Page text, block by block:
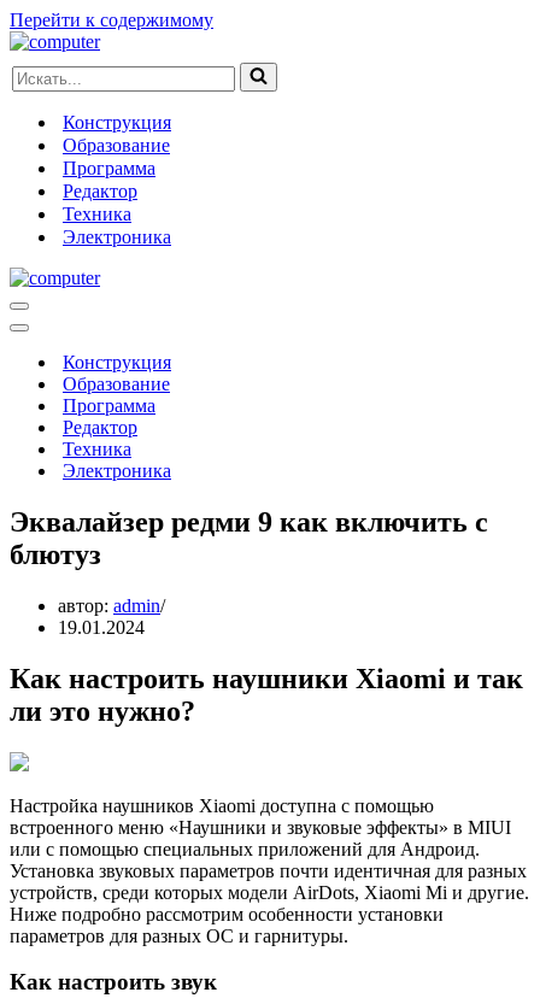
Перейти к содержимому
Искать...
Конструкция
Образование
Программа
Редактор
Техника
Электроника
Меню
навигации
Меню
навигацииКонструкция
Образование
Программа
Редактор
Техника
Электроника
Эквалайзер редми 9 как включить с
блютуз
автор: admin
19.01.2024
Как настроить наушники Xiaomi и так
ли это нужно?
Настройка наушников Xiaomi доступна с помощью
встроенного меню «Наушники и звуковые эффекты» в MIUI
или с помощью специальных приложений для Андроид.
Установка звуковых параметров почти идентичная для разных
устройств, среди которых модели AirDots, Xiaomi Mi и другие.
Ниже подробно рассмотрим особенности установки
параметров для разных ОС и гарнитуры.
Как настроить звук